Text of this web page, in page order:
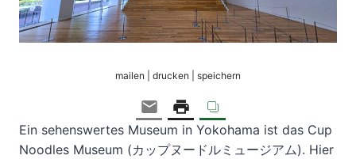
mailen | drucken | speichern
Ein sehenswertes Museum in Yokohama ist das Cup
Noodles Museum (カップヌードルミュージアム). Hier